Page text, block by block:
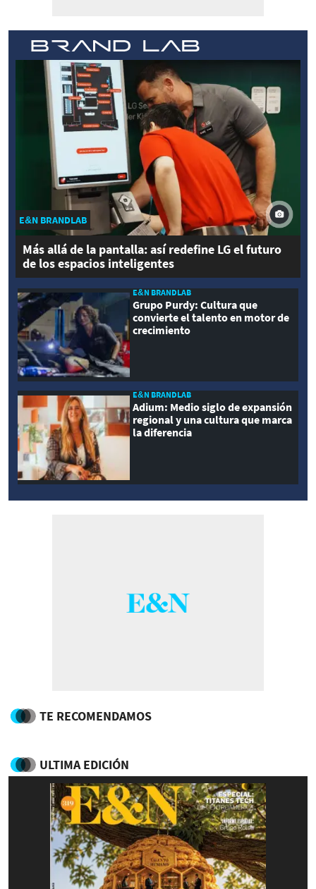
E&N BRANDLAB
Más allá de la pantalla: así redefine LG el futuro
de los espacios inteligentes
E&N BRANDLAB
Grupo Purdy: Cultura que
convierte el talento en motor de
crecimiento
E&N BRANDLAB
Adium: Medio siglo de expansión
regional y una cultura que marca
la diferencia
TE RECOMENDAMOS
ULTIMA EDICIÓN